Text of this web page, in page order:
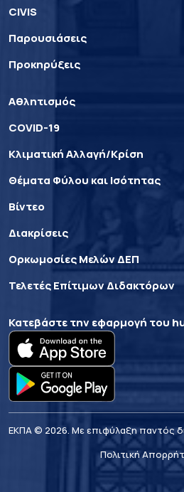
CIVIS
Παρουσιάσεις
Προκηρύξεις
Αθλητισμός
COVID-19
Κλιματική Αλλαγή/Κρίση
Θέματα Φύλου και Ισότητας
Βίντεο
Διακρίσεις
Ορκωμοσίες Μελών ΔΕΠ
Τελετές Επίτιμων Διδακτόρων
Κατεβάστε την εφαρμογή του
ΕΚΠΑ © 2026. Με επιφύλαξη παντός
Πολιτική